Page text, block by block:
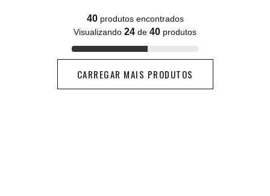
40produtos encontrados
Visualizando 24 de 40 produtos
CARREGAR MAIS PRODUTOS